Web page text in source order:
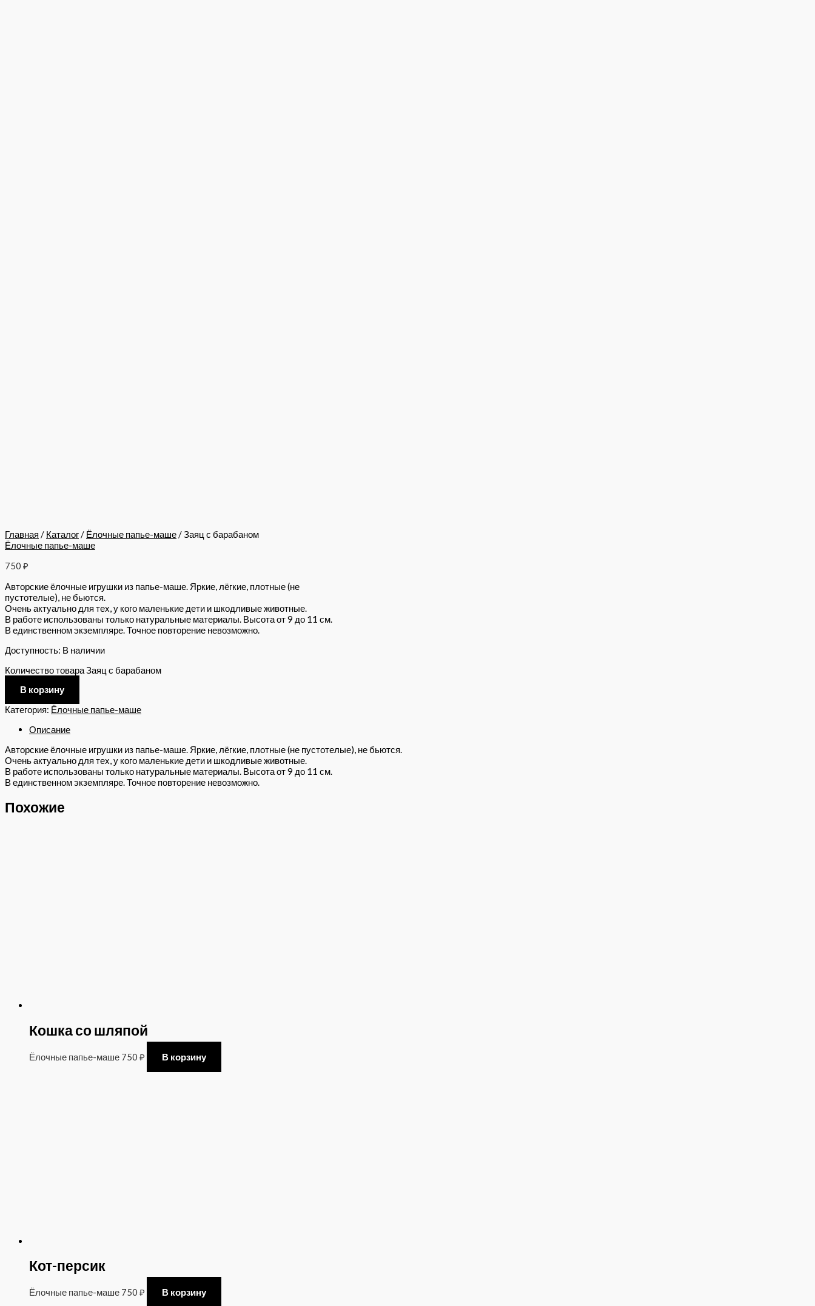
Главная / Каталог/ Ёлочные папье-маше/ Заяц с барабаном
Ёлочные папье-маше
750 ₽
Авторские ёлочные игрушки из папье-маше. Яркие, лёгкие, плотные (не
пустотелые), не бьются.
Очень актуально для тех, у кого маленькие дети и шкодливые животные.
В работе использованы только натуральные материалы. Высота от 9 до 11 см.
В единственном экземпляре. Точное повторение невозможно.
Доступность: В наличии
Количество товара Заяц с барабаном
В корзину
Категория: Ёлочные папье-маше
Описание
Авторские ёлочные игрушки из папье-маше. Яркие, лёгкие, плотные (не пустотелые), не бьются.
Очень актуально для тех, у кого маленькие дети и шкодливые животные.
В работе использованы только натуральные материалы. Высота от 9 до 11 см.
В единственном экземпляре. Точное повторение невозможно.
Похожие
Кошка со шляпой
Ёлочные папье-маше 750 ₽ В корзину
Кот-персик
Ёлочные папье-маше 750 ₽ В корзину